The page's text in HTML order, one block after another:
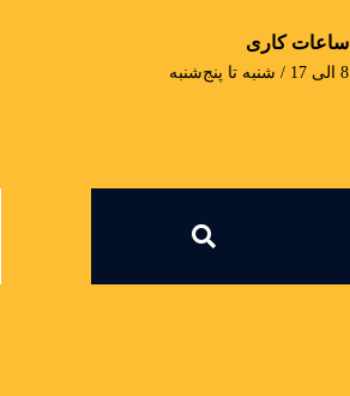
ساعات کاری
8 الی 17 / شنبه تا پنج‌شنبه